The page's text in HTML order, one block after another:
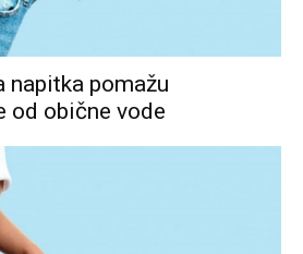
napitka pomažu
od obične vode